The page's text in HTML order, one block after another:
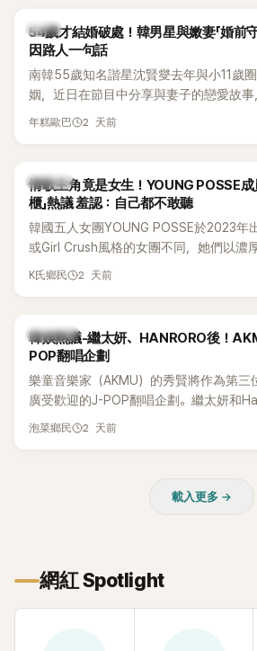
韓星
54歲才結婚破處！韓男星與嫩妻「婚前
因路人一句話
南韓55歲知名諧星沈賢燮去年與小11歲
姻，近日在節目中分享與妻子的戀愛故事
受兩人世界，沒想到站在飯店門口時竟被
年糕歐巴 2 天前
K-POP
情歌主角竟是女生！YOUNG POSSE成
櫃」熱議 羞認：自己都不敢聽
韓國五人女團YOUNG POSSE於2023年
或Girl Crush風格的女團不同，她們以濃
創Rap及成員親自參與創作為特色，MV
為第五代女團中極具辨識度的新生代代表
K氏鄉民 2 天前
熱議討論
韓娛熱議-繼太妍、HANRORO後！
POP翻唱企劃
樂童音樂家（AKMU）的秀賢將作為第三
廣受歡迎的J-POP翻唱企劃。繼太妍和
獲選為第三首翻唱歌曲的主唱，並於近期
泡菜鄉民 2 天前
載入更多 →
網紅 Spotlight